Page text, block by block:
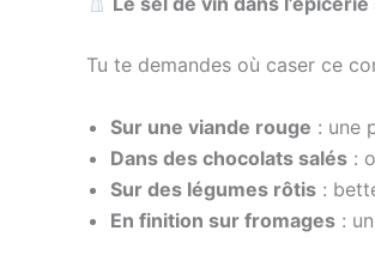
Tu te demandes où caser ce
Sur une viande rouge : une
Dans des chocolats salés :
Sur des légumes rôtis :
En finition sur fromages : un